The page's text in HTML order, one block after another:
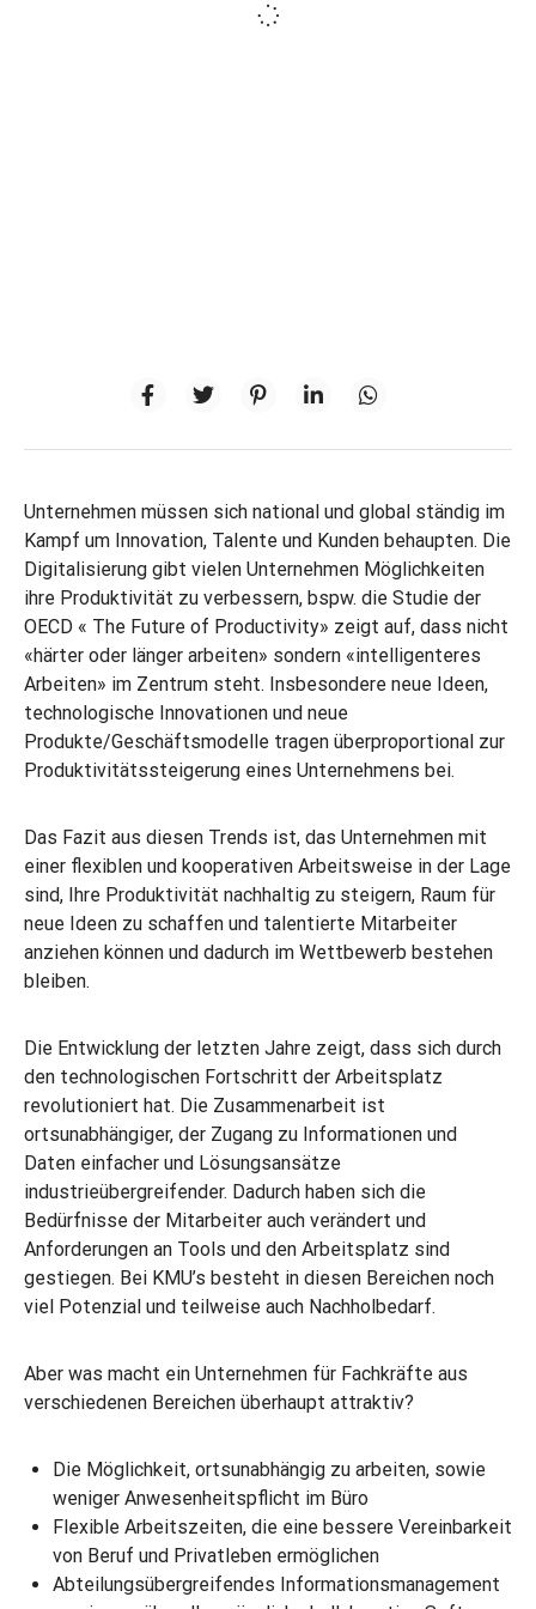
Unternehmen müssen sich national und global ständig im
Kampf um Innovation, Talente und Kunden behaupten. Die
Digitalisierung gibt vielen Unternehmen Möglichkeiten
ihre Produktivität zu verbessern, bspw. die Studie der
OECD « The Future of Productivity» zeigt auf, dass nicht
«härter oder länger arbeiten» sondern «intelligenteres
Arbeiten» im Zentrum steht. Insbesondere neue Ideen,
technologische Innovationen und neue
Produkte/Geschäftsmodelle tragen überproportional zur
Produktivitätssteigerung eines Unternehmens bei.
Das Fazit aus diesen Trends ist, das Unternehmen mit
einer flexiblen und kooperativen Arbeitsweise in der Lage
sind, Ihre Produktivität nachhaltig zu steigern, Raum für
neue Ideen zu schaffen und talentierte Mitarbeiter
anziehen können und dadurch im Wettbewerb bestehen
bleiben.
Die Entwicklung der letzten Jahre zeigt, dass sich durch
den technologischen Fortschritt der Arbeitsplatz
revolutioniert hat. Die Zusammenarbeit ist
ortsunabhängiger, der Zugang zu Informationen und
Daten einfacher und Lösungsansätze
industrieübergreifender. Dadurch haben sich die
Bedürfnisse der Mitarbeiter auch verändert und
Anforderungen an Tools und den Arbeitsplatz sind
gestiegen. Bei KMU’s besteht in diesen Bereichen noch
viel Potenzial und teilweise auch Nachholbedarf.
Aber was macht ein Unternehmen für Fachkräfte aus
verschiedenen Bereichen überhaupt attraktiv?
Die Möglichkeit, ortsunabhängig zu arbeiten, sowie
weniger Anwesenheitspflicht im Büro
Flexible Arbeitszeiten, die eine bessere Vereinbarkeit
von Beruf und Privatleben ermöglichen
Abteilungsübergreifendes Informationsmanagement